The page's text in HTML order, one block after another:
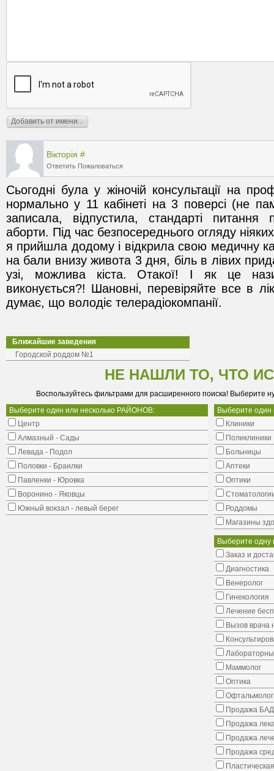
Вікторія #
Ответить Пожаловаться
Сьогодні була у жіночій консультації на
нормально у 11 кабінеті на 3 поверсі (не
записала, відпустила, стандарті питання
аборти. Під час безпосереднього огляду
я прийшла додому і відкрила свою медичну
на бали внизу живота 3 дня, біль в лівих
узі, можлива кіста. Отакої! І як це
виконується?! Шановні, перевіряйте все в
думає, що володіє телерадіокомпанії.
Ближайшие заведения
Городской роддом №1
НЕ НАШЛИ ТО, ЧТО
Воспользуйтесь фильтрами для расширенного поиска! Выберите
Выберите один или несколько РАЙОНОВ:
Центр
Алмазный - Сады
Левада - Подол
Половки - Браилки
Павленки - Юровка
Воронино - Яковцы
Южный вокзал - левый берег
Выберите
Клиники
Поликлиники
Больницы
Аптеки
Оптики
Роддомы
Магазины
Выберите одну
Заказ и
Диагностика
Венеролог
Гинекология
Лечение
Вызов врача
Маммолог
Оптика
Офтальмолог
Продажа
Продажа
Продажа
Продажа